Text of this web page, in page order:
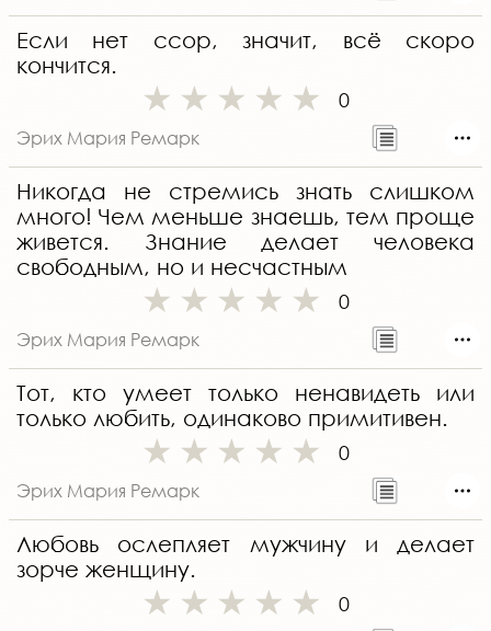
Если нет ссор, значит, всё скоро
кончится.
0
Эрих Мария Ремарк
Никогда не стремись знать слишком
много! Чем меньше знаешь, тем проще
живется. Знание делает человека
свободным, но и несчастным
0
Эрих Мария Ремарк
Тот, кто умеет только ненавидеть или
только любить, одинаково примитивен.
0
Эрих Мария Ремарк
Любовь ослепляет мужчину и делает
зорче женщину.
0